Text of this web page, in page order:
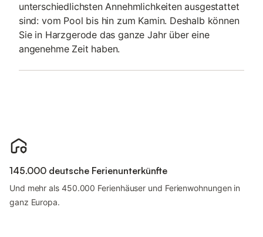
unterschiedlichsten Annehmlichkeiten ausgestattet
sind: vom Pool bis hin zum Kamin. Deshalb können
Sie in Harzgerode das ganze Jahr über eine
angenehme Zeit haben.
145.000 deutsche Ferienunterkünfte
Und mehr als 450.000 Ferienhäuser und Ferienwohnungen in
ganz Europa.